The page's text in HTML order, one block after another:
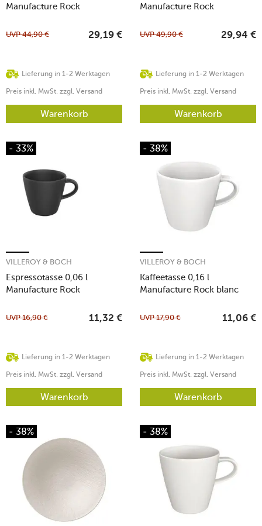
Manufacture Rock
Lieferung in 1-2 Werktagen
UVP44,90 € 29,19 €
Preis inkl. MwSt. zzgl. Versand
Warenkorb
Manufacture Rock
Lieferung in 1-2 Werktagen
UVP49,90 € 29,94 €
Preis inkl. MwSt. zzgl. Versand
Warenkorb
- 33%
Espressotasse 0,06 l
Manufacture Rock
VILLEROY & BOCH
Lieferung in 1-2 Werktagen
UVP16,90 € 11,32 €
Preis inkl. MwSt. zzgl. Versand
Warenkorb
- 38%
Kaffeetasse 0,16 l
Manufacture Rock blanc
VILLEROY & BOCH
Lieferung in 1-2 Werktagen
UVP17,90 € 11,06 €
Preis inkl. MwSt. zzgl. Versand
Warenkorb
- 38% - 38%